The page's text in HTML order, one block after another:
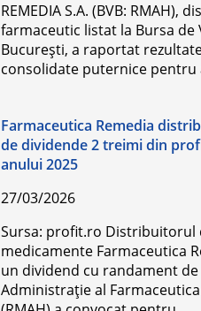
REMEDIA S.A. (BVB: RMAH),
farmaceutic listat la Bursa de
București, a raportat
consolidate puternice pentru
Farmaceutica Remedia
de dividende 2 treimi din
anului 2025
27/03/2026
Sursa: profit.ro Distribuitorul
medicamente Farmaceutica
un dividend cu randament de
Administrație al